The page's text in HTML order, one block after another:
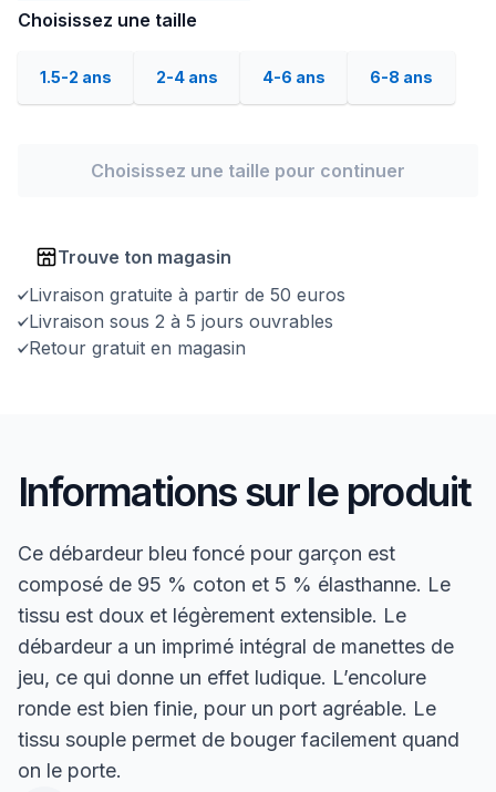
Choisissez une taille
1.5-2 ans 2-4 ans 4-6 ans 6-8 ans
Choisissez une taille pour continuer
Trouve ton magasin
Livraison gratuite à partir de 50 euros
Livraison sous 2 à 5 jours ouvrables
Retour gratuit en magasin
Informations sur le produit
Ce débardeur bleu foncé pour garçon est
composé de 95 % coton et 5 % élasthanne. Le
tissu est doux et légèrement extensible. Le
débardeur a un imprimé intégral de manettes de
jeu, ce qui donne un effet ludique. L’encolure
ronde est bien finie, pour un port agréable. Le
tissu souple permet de bouger facilement quand
on le porte.